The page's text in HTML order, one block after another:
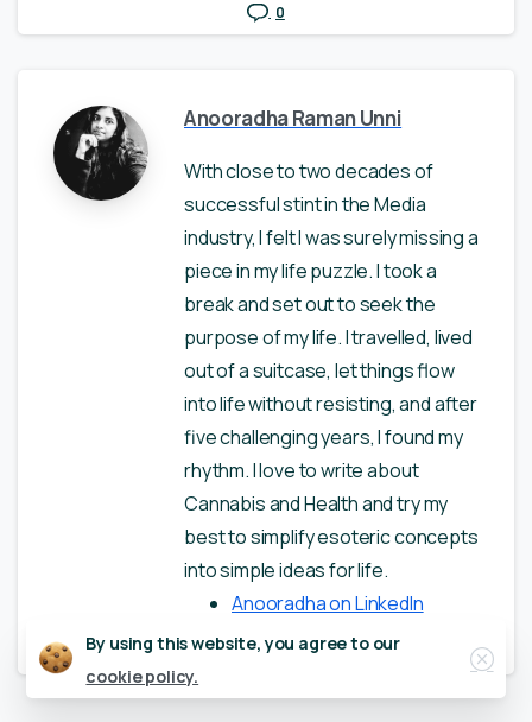
0
Anooradha Raman Unni
With close to two decades of
successful stint in the Media
industry, I felt I was surely missing a
piece in my life puzzle. I took a
break and set out to seek the
purpose of my life. I travelled, lived
out of a suitcase, let things flow
into life without resisting, and after
five challenging years, I found my
rhythm. I love to write about
Cannabis and Health and try my
best to simplify esoteric concepts
into simple ideas for life.
Anooradha on LinkedIn
By using this website, you agree to our
cookie policy.
Close